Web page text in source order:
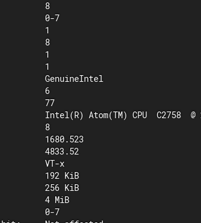
8
0-7
1
8
1
1
GenuineIntel
6
77
Intel(R) Atom(TM) CPU  C2758  @
8
1680.523
4833.52
VT-x
192 KiB
256 KiB
4 MiB
0-7